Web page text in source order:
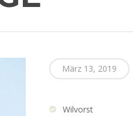
März 13, 2019
Wilvorst